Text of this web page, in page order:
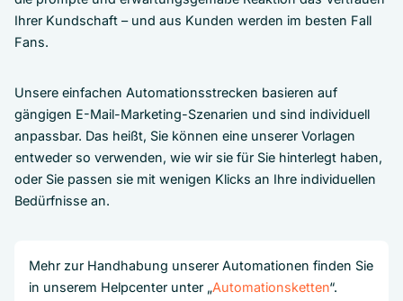
Ihrer Kundschaft – und aus Kunden werden im besten Fall
Fans.
Unsere einfachen Automationsstrecken basieren auf
gängigen E-Mail-Marketing-Szenarien und sind individuell
anpassbar. Das heißt, Sie können eine unserer Vorlagen
entweder so verwenden, wie wir sie für Sie hinterlegt haben,
oder Sie passen sie mit wenigen Klicks an Ihre individuellen
Bedürfnisse an.
Mehr zur Handhabung unserer Automationen finden Sie
in unserem Helpcenter unter „Automationsketten“.